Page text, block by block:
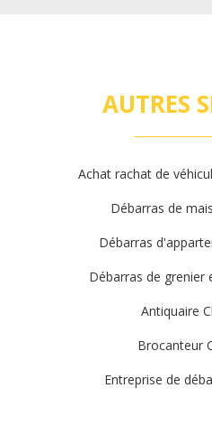
AUTRES
Achat rachat de
Débarras de
Débarras
Débarras de grenier
Antiquaire
Brocanteur
Entreprise de